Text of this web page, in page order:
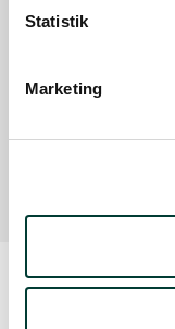
Statistik
Marketing
Google Maps